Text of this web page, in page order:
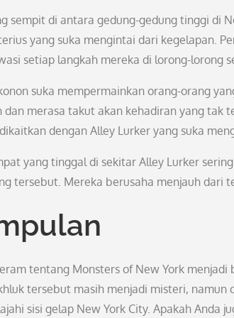
sempit di antara gedung-gedung tinggi di
yang suka mengintai dari kegelapan.
setiap langkah mereka di lorong-lorong
suka mempermainkan orang-orang
dan merasa takut akan kehadiran yang
dengan Alley Lurker yang suka
yang tinggal di sekitar Alley Lurker
tersebut. Mereka berusaha menjauh dari
tentang Monsters of New York
tersebut masih menjadi misteri,
sisi gelap New York City. Apakah Anda